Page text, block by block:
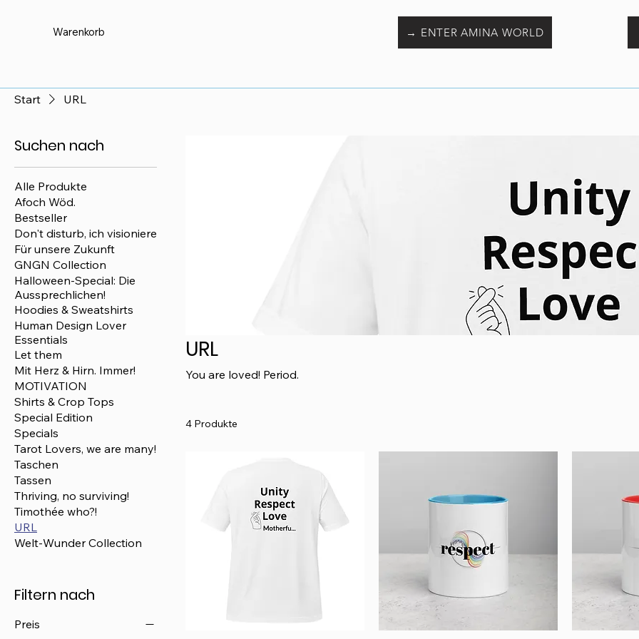
Warenkorb → ENTER AMINA WORLD
Start URL
Suchen nach
Alle Produkte
Afoch Wöd.
Bestseller
Don't disturb, ich visioniere
Für unsere Zukunft
GNGN Collection
Halloween-Special: Die
Aussprechlichen!
Hoodies & Sweatshirts
Human Design Lover
Essentials
Let them
Mit Herz & Hirn. Immer!
MOTIVATION
Shirts & Crop Tops
Special Edition
Specials
Tarot Lovers, we are many!
Taschen
Tassen
Thriving, no surviving!
Timothée who?!
URL
Welt-Wunder Collection
Filtern nach
Preis
URL
You are loved! Period.
4 Produkte